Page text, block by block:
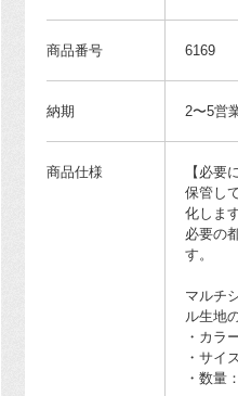
商品番号 6169
納期 2〜5営
商品仕様
【必要
保管し
化します
必要の
す。
マルチ
ル生地
・カラ
・サイ
・数量